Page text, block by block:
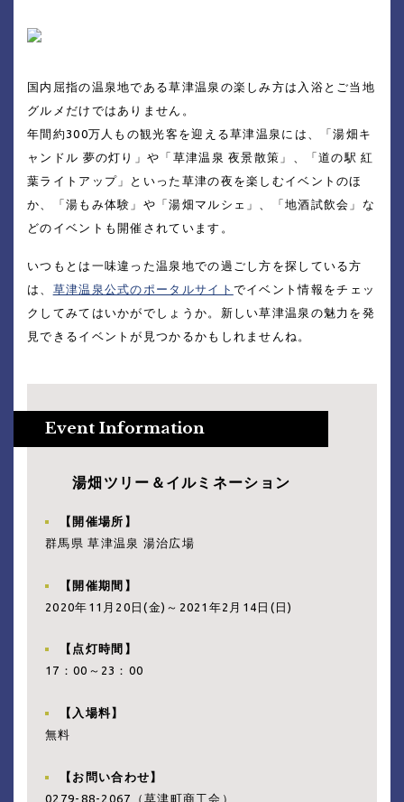
国内屈指の温泉地である草津温泉の楽しみ方は入浴とご当地
グルメだけではありません。
年間約300万人もの観光客を迎える草津温泉には、「湯畑キ
ャンドル 夢の灯り」や「草津温泉 夜景散策」、「道の駅 紅
葉ライトアップ」といった草津の夜を楽しむイベントのほ
か、「湯もみ体験」や「湯畑マルシェ」、「地酒試飲会」な
どのイベントも開催されています。
いつもとは一味違った温泉地での過ごし方を探している方
は、 草津温泉公式のポータルサイト でイベント情報をチェッ
クしてみてはいかがでしょうか。新しい草津温泉の魅力を発
見できるイベントが見つかるかもしれませんね。
湯畑ツリー＆イルミネーション
【開催場所】
群馬県 草津温泉 湯治広場
【開催期間】
2020年11月20日(金)～2021年2月14日(日)
【点灯時間】
17：00～23：00
【入場料】
無料
【お問い合わせ】
0279-88-2067（草津町商工会）